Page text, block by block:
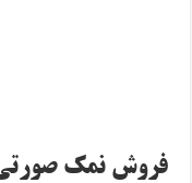
فروش نمک صورتی